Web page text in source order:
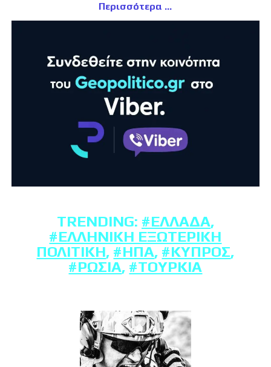
Περισσότερα
TRENDING: #ΕΛΛΆΔΑ,
#ΕΛΛΗΝΙΚΉ ΕΞΩΤΕΡΙΚΉ
ΠΟΛΙΤΙΚΉ, #ΗΠΑ, #ΚΎΠΡΟΣ,
#ΡΩΣΊΑ, #ΤΟΥΡΚΊΑ